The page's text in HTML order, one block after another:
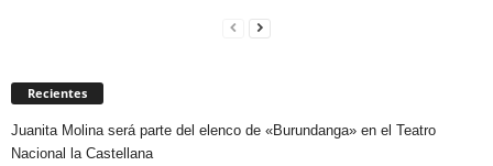
Recientes
Juanita Molina será parte del elenco de «Burundanga» en el Teatro
Nacional la Castellana